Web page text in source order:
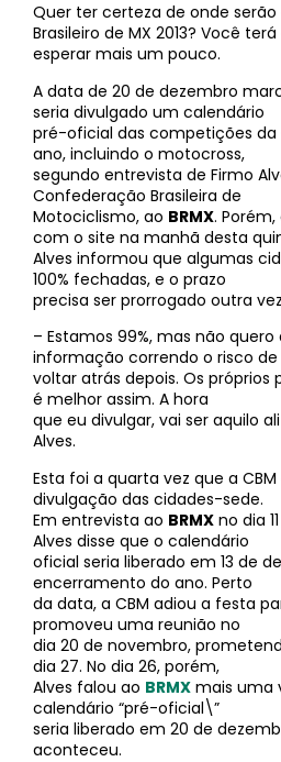
Quer ter certeza de onde
Brasileiro de MX 2013? Você
esperar mais um pouco.
A data de 20 de dezembro
seria divulgado um calendário
pré-oficial das competições da
ano, incluindo o motocross,
segundo entrevista de Firmo
Confederação Brasileira de
Motociclismo, ao BRMX.
com o site na manhã desta
Alves informou que algumas
100% fechadas, e o prazo
precisa ser prorrogado outra
– Estamos 99%, mas não
informação correndo o risco
voltar atrás depois. Os
é melhor assim. A hora
que eu divulgar, vai ser aquilo
Alves.
Esta foi a quarta vez que a
divulgação das cidades-sede.
Em entrevista ao BRMX no dia
Alves disse que o calendário
oficial seria liberado em 13 de
encerramento do ano. Perto
da data, a CBM adiou a festa
promoveu uma reunião no
dia 20 de novembro,
dia 27. No dia 26, porém,
Alves falou ao BRMX mais uma
calendário “pré-oficial\”
seria liberado em 20 de
aconteceu.